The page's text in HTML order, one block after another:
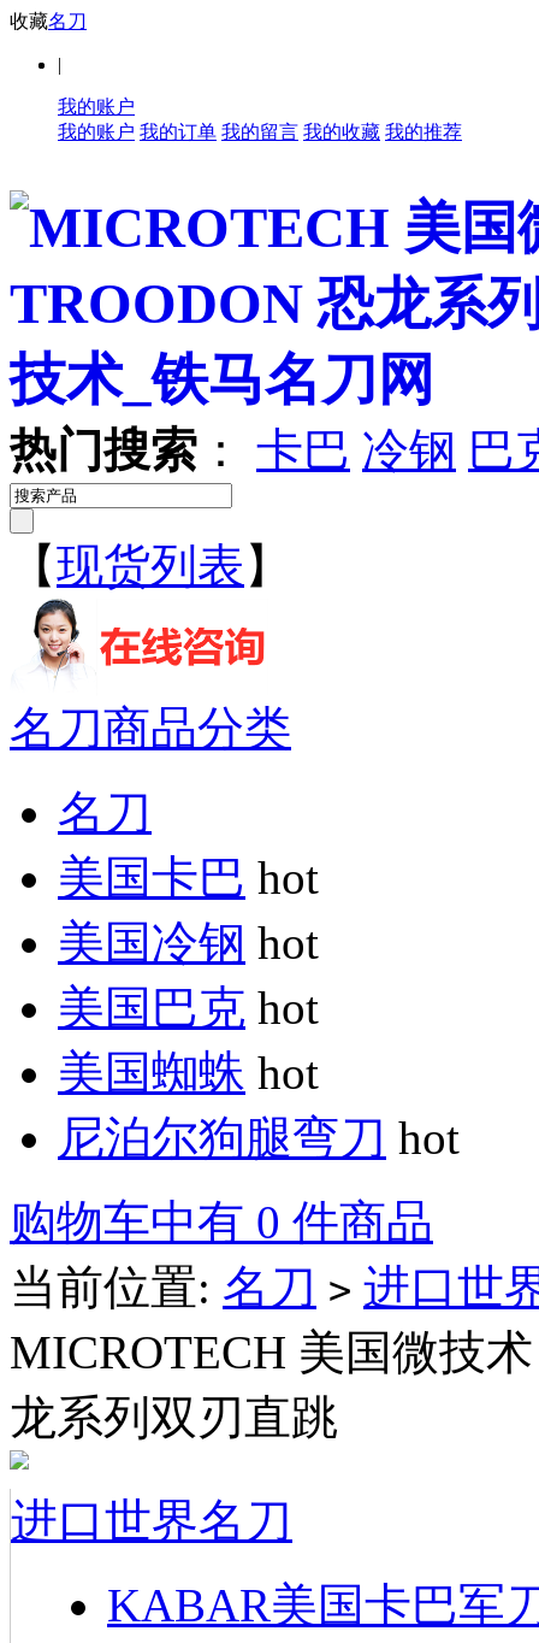
收藏名刀
|
我的账户
我的账户 我的订单 我的留言 我的收藏 我的推荐
热门搜索 ： 卡巴 冷钢 巴
【现货列表 】
名刀商品分类
名刀
美国卡巴 hot
美国冷钢 hot
美国巴克 hot
美国蜘蛛 hot
尼泊尔狗腿弯刀 hot
购物车中有 0 件商品
当前位置: 名刀 > 进口世
MICROTECH 美国微技
龙系列双刃直跳
进口世界名刀
KABAR美国卡巴军